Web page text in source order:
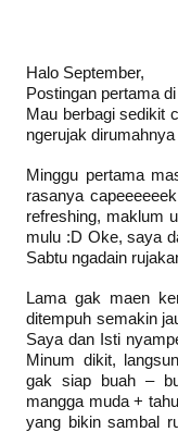
Halo September,
Postingan pertama
Mau berbagi sedikit
ngerujak dirumahnya
Minggu pertama
rasanya
refreshing, maklum
mulu :D Oke, saya
Sabtu ngadain
Lama gak maen
ditempuh semakin
Saya dan Isti
Minum dikit,
gak siap buah –
mangga muda +
yang bikin sambal